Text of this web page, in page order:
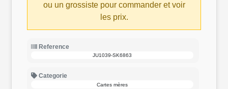
ou un grossiste pour commander et voir
les prix.
Reference
JU1039-SK6863
Categorie
Cartes mères